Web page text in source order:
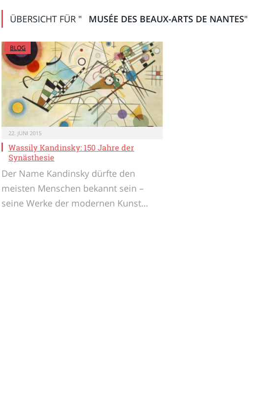
ÜBERSICHT FÜR " MUSÉE DES BEAUX-ARTS DE NANTES"
BLOG
22. JUNI 2015
Wassily Kandinsky: 150 Jahre der
Synästhesie
Der Name Kandinsky dürfte den
meisten Menschen bekannt sein –
seine Werke der modernen Kunst…